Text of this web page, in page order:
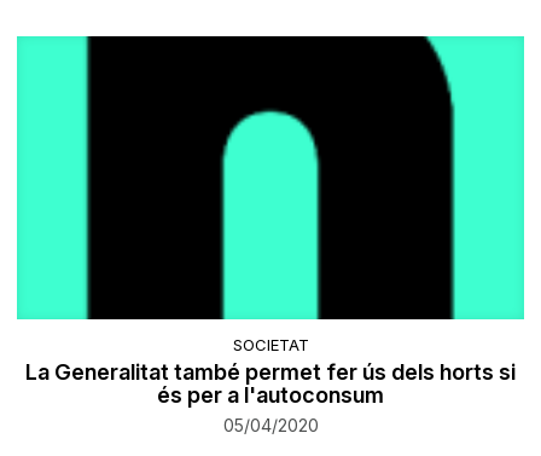
SOCIETAT
La Generalitat també permet fer ús dels horts si
és per a l'autoconsum
05/04/2020